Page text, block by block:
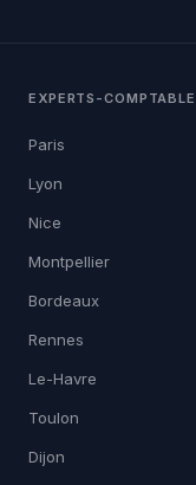
EXPERTS-
Paris
Lyon
Nice
Montpellier
Bordeaux
Rennes
Le-Havre
Toulon
Dijon